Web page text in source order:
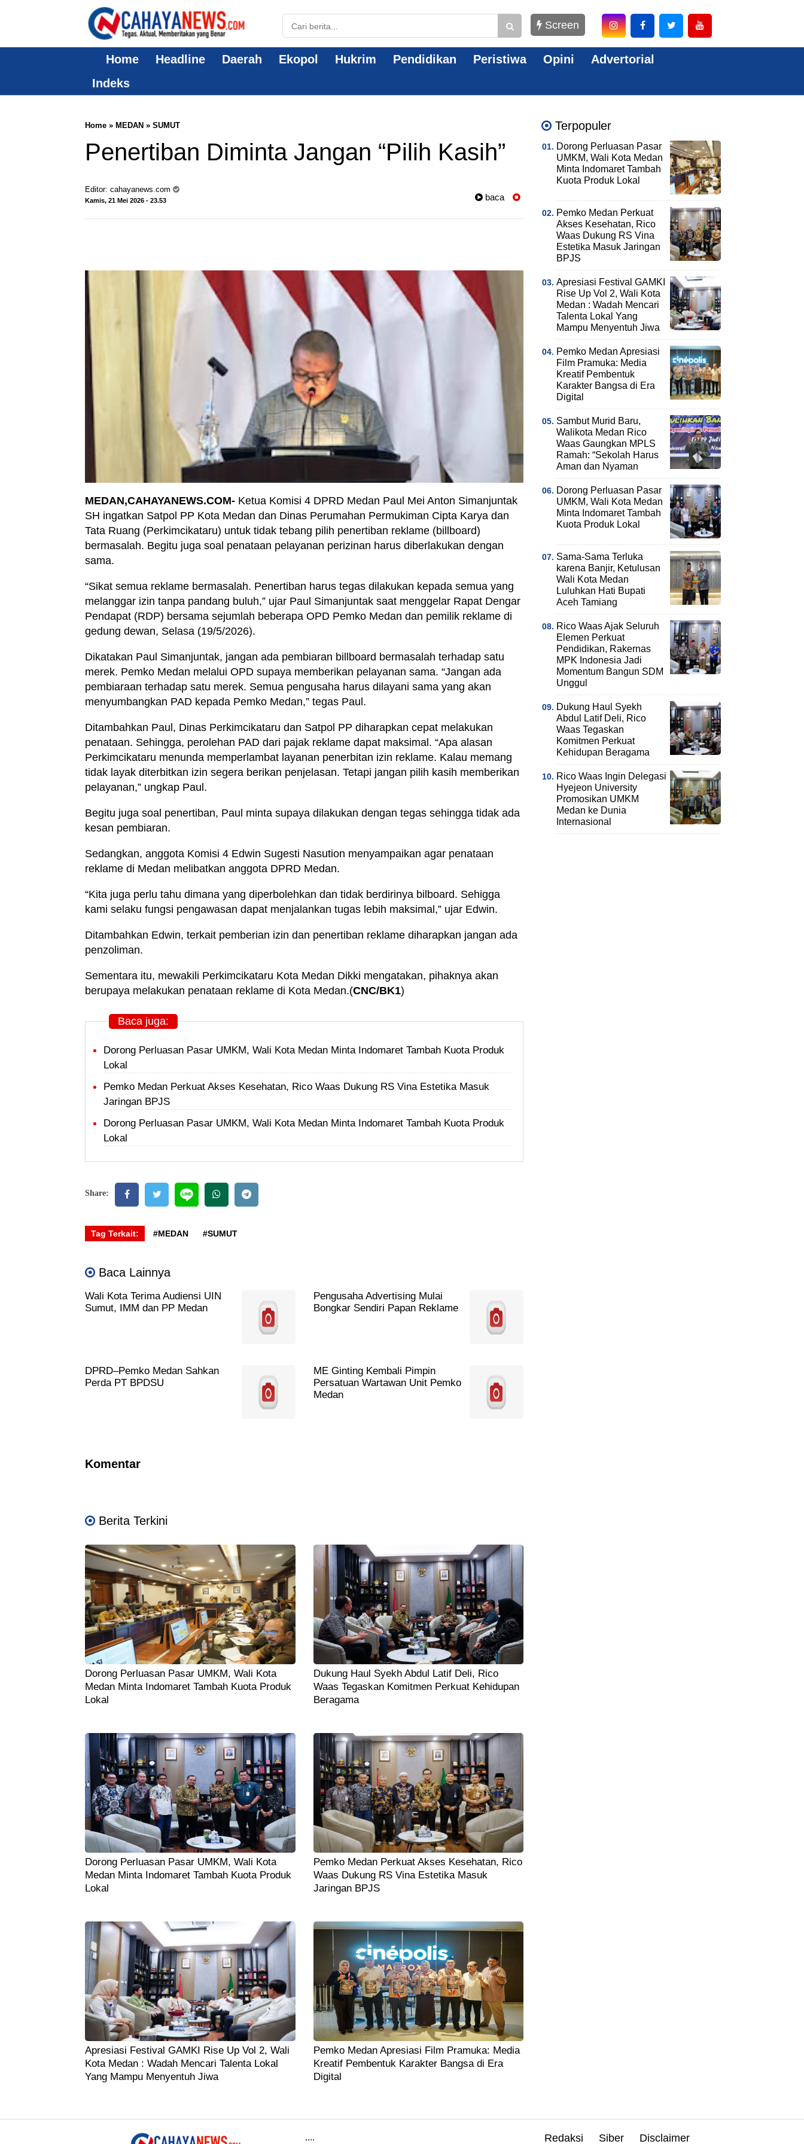
Screen
Home Headline Daerah Ekopol Hukrim Pendidikan Peristiwa Opini
Advertorial
Indeks
Home » MEDAN » SUMUT
Penertiban Diminta Jangan “Pilih Kasih”
Editor: cahayanews.com
Kamis, 21 Mei 2026 - 23.53 baca
MEDAN,CAHAYANEWS.COM- Ketua Komisi 4 DPRD Medan Paul Mei Anton Simanjuntak
SH ingatkan Satpol PP Kota Medan dan Dinas Perumahan Permukiman Cipta Karya dan
Tata Ruang (Perkimcikataru) untuk tidak tebang pilih penertiban reklame (billboard)
bermasalah. Begitu juga soal penataan pelayanan perizinan harus diberlakukan dengan
sama.
“Sikat semua reklame bermasalah. Penertiban harus tegas dilakukan kepada semua yang
melanggar izin tanpa pandang buluh,” ujar Paul Simanjuntak saat menggelar Rapat Dengar
Pendapat (RDP) bersama sejumlah beberapa OPD Pemko Medan dan pemilik reklame di
gedung dewan, Selasa (19/5/2026).
Dikatakan Paul Simanjuntak, jangan ada pembiaran billboard bermasalah terhadap satu
merek. Pemko Medan melalui OPD supaya memberikan pelayanan sama. “Jangan ada
pembiaraan terhadap satu merek. Semua pengusaha harus dilayani sama yang akan
menyumbangkan PAD kepada Pemko Medan,” tegas Paul.
Ditambahkan Paul, Dinas Perkimcikataru dan Satpol PP diharapkan cepat melakukan
penataan. Sehingga, perolehan PAD dari pajak reklame dapat maksimal. “Apa alasan
Perkimcikataru menunda memperlambat layanan penerbitan izin reklame. Kalau memang
tidak layak diterbitkan izin segera berikan penjelasan. Tetapi jangan pilih kasih memberikan
pelayanan,” ungkap Paul.
Begitu juga soal penertiban, Paul minta supaya dilakukan dengan tegas sehingga tidak ada
kesan pembiaran.
Sedangkan, anggota Komisi 4 Edwin Sugesti Nasution menyampaikan agar penataan
reklame di Medan melibatkan anggota DPRD Medan.
“Kita juga perlu tahu dimana yang diperbolehkan dan tidak berdirinya bilboard. Sehigga
kami selaku fungsi pengawasan dapat menjalankan tugas lebih maksimal,” ujar Edwin.
Ditambahkan Edwin, terkait pemberian izin dan penertiban reklame diharapkan jangan ada
penzoliman.
Sementara itu, mewakili Perkimcikataru Kota Medan Dikki mengatakan, pihaknya akan
berupaya melakukan penataan reklame di Kota Medan.(CNC/BK1)
Baca juga:
Dorong Perluasan Pasar UMKM, Wali Kota Medan Minta Indomaret Tambah Kuota Produk
Lokal
Pemko Medan Perkuat Akses Kesehatan, Rico Waas Dukung RS Vina Estetika Masuk
Jaringan BPJS
Dorong Perluasan Pasar UMKM, Wali Kota Medan Minta Indomaret Tambah Kuota Produk
Lokal
Share:
Tag Terkait: #MEDAN #SUMUT
Baca Lainnya
Wali Kota Terima Audiensi UIN
Sumut, IMM dan PP Medan
Pengusaha Advertising Mulai
Bongkar Sendiri Papan Reklame
DPRD–Pemko Medan Sahkan
Perda PT BPDSU
ME Ginting Kembali Pimpin
Persatuan Wartawan Unit Pemko
Medan
Komentar
Berita Terkini
Dorong Perluasan Pasar UMKM, Wali Kota
Medan Minta Indomaret Tambah Kuota Produk
Lokal
Dukung Haul Syekh Abdul Latif Deli, Rico
Waas Tegaskan Komitmen Perkuat Kehidupan
Beragama
Dorong Perluasan Pasar UMKM, Wali Kota
Medan Minta Indomaret Tambah Kuota Produk
Lokal
Pemko Medan Perkuat Akses Kesehatan, Rico
Waas Dukung RS Vina Estetika Masuk
Jaringan BPJS
Apresiasi Festival GAMKI Rise Up Vol 2, Wali
Kota Medan : Wadah Mencari Talenta Lokal
Yang Mampu Menyentuh Jiwa
Pemko Medan Apresiasi Film Pramuka: Media
Kreatif Pembentuk Karakter Bangsa di Era
Digital
Terpopuler
Dorong Perluasan Pasar
UMKM, Wali Kota Medan
Minta Indomaret Tambah
Kuota Produk Lokal
Pemko Medan Perkuat
Akses Kesehatan, Rico
Waas Dukung RS Vina
Estetika Masuk Jaringan
BPJS
Apresiasi Festival GAMKI
Rise Up Vol 2, Wali Kota
Medan : Wadah Mencari
Talenta Lokal Yang
Mampu Menyentuh Jiwa
Pemko Medan Apresiasi
Film Pramuka: Media
Kreatif Pembentuk
Karakter Bangsa di Era
Digital
Sambut Murid Baru,
Walikota Medan Rico
Waas Gaungkan MPLS
Ramah: “Sekolah Harus
Aman dan Nyaman
Dorong Perluasan Pasar
UMKM, Wali Kota Medan
Minta Indomaret Tambah
Kuota Produk Lokal
Sama-Sama Terluka
karena Banjir, Ketulusan
Wali Kota Medan
Luluhkan Hati Bupati
Aceh Tamiang
Rico Waas Ajak Seluruh
Elemen Perkuat
Pendidikan, Rakernas
MPK Indonesia Jadi
Momentum Bangun SDM
Unggul
Dukung Haul Syekh
Abdul Latif Deli, Rico
Waas Tegaskan
Komitmen Perkuat
Kehidupan Beragama
Rico Waas Ingin Delegasi
Hyejeon University
Promosikan UMKM
Medan ke Dunia
Internasional
.... Redaksi Siber Disclaimer